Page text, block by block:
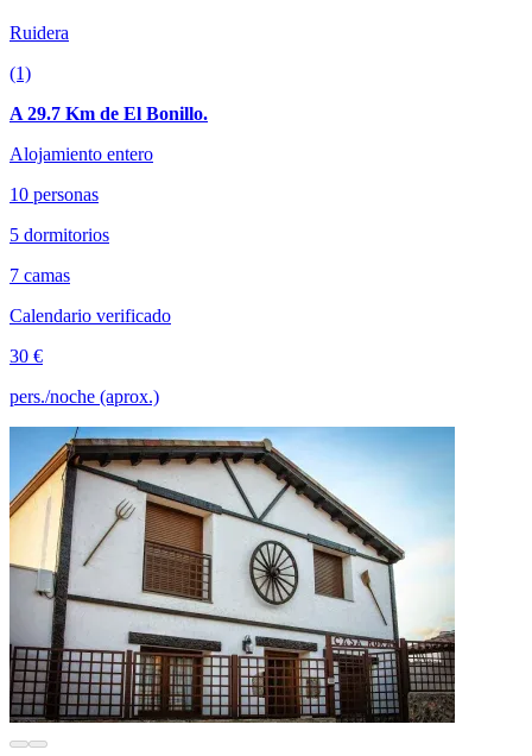
Ruidera
(1)
A 29.7 Km de El Bonillo.
Alojamiento entero
10 personas
5 dormitorios
7 camas
Calendario verificado
30 €
pers./noche (aprox.)